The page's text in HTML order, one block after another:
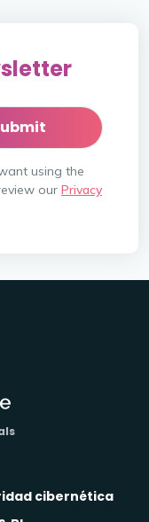
using the
our Privacy
cibernética